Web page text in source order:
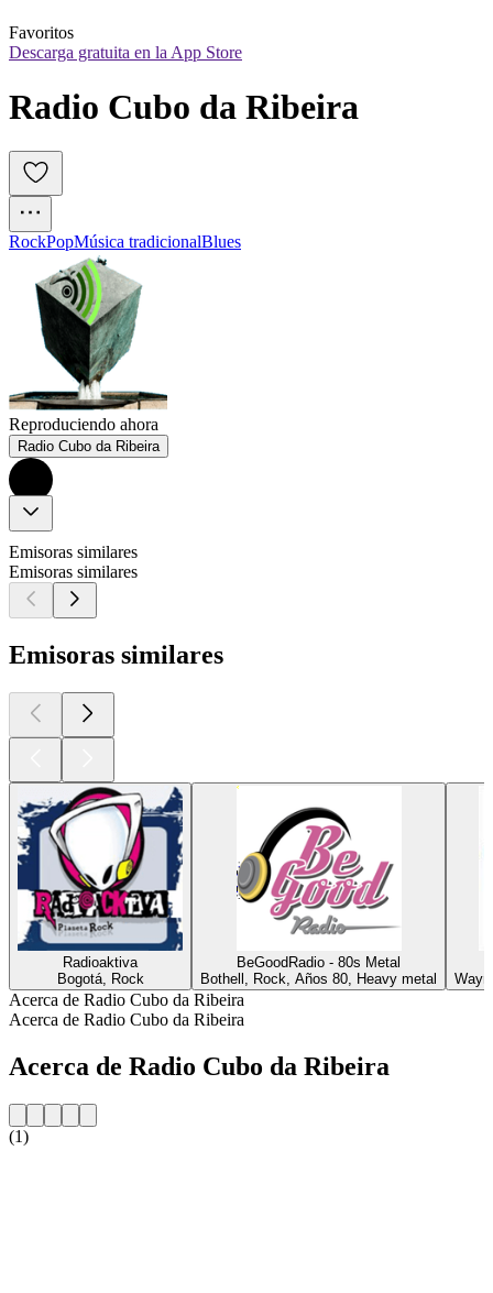
Favoritos
Descarga gratuita en la App Store
Radio Cubo da Ribeira
RockPopMúsica tradicionalBlues
Reproduciendo ahora
Radio Cubo da Ribeira
Emisoras similares
Emisoras similares
Emisoras similares
Radioaktiva
Bogotá, Rock
BeGoodRadio - 80s Metal
Bothell, Rock, Años 80, Heavy metal
Acerca de Radio Cubo da Ribeira
Acerca de Radio Cubo da Ribeira
Acerca de Radio Cubo da Ribeira
(1)